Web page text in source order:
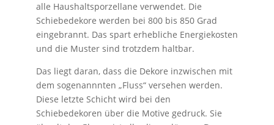
alle Haushaltsporzellane verwendet. Die
Schiebedekore werden bei 800 bis 850 Grad
eingebrannt. Das spart erhebliche Energiekosten
und die Muster sind trotzdem haltbar.
Das liegt daran, dass die Dekore inzwischen mit
dem sogenannnten „Fluss“ versehen werden.
Diese letzte Schicht wird bei den
Schiebedekoren über die Motive gedruck. Sie